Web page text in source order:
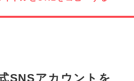
SNSアカウントを